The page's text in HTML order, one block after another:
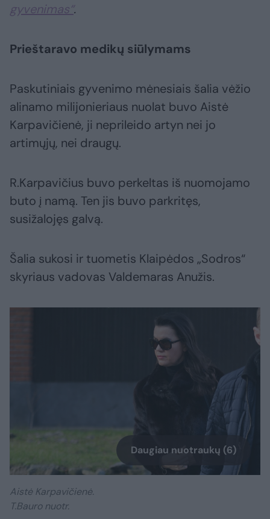
gyvenimas“.
Prieštaravo medikų siūlymams
Paskutiniais gyvenimo mėnesiais šalia vėžio
alinamo milijonieriaus nuolat buvo Aistė
Karpavičienė, ji neprileido artyn nei jo
artimųjų, nei draugų.
R.Karpavičius buvo perkeltas iš nuomojamo
buto į namą. Ten jis buvo parkritęs,
susižalojęs galvą.
Šalia sukosi ir tuometis Klaipėdos „Sodros“
skyriaus vadovas Valdemaras Anužis.
Daugiau nuotraukų (6)
Aistė Karpavičienė.
T.Bauro nuotr.